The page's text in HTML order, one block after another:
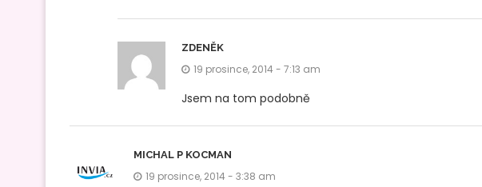
ZDENĚK
19 prosince, 2014 - 7:13 am
Jsem na tom podobně
MICHAL P KOCMAN
19 prosince, 2014 - 3:38 am